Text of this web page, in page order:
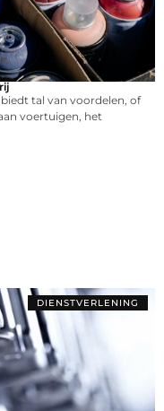
tal van voordelen, of
voertuigen, het
DIENSTVERLENING